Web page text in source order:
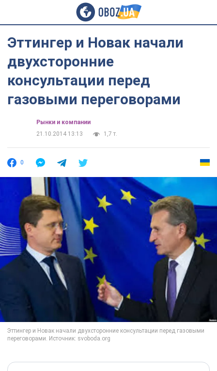
Эттингер и Новак начали
двухсторонние
консультации перед
газовыми переговорами
Рынки и компании
21.10.2014 13:13
1,7 т.
0